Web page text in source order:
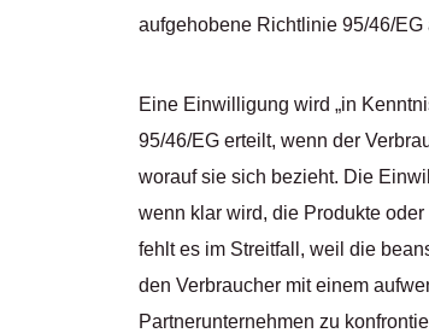
aufgehobene Richtlinie 95/46/
Eine Einwilligung wird „in
95/46/EG erteilt, wenn der
worauf sie sich bezieht. Die
wenn klar wird, die Produkte
fehlt es im Streitfall, weil die
den Verbraucher mit einem
Partnerunternehmen zu